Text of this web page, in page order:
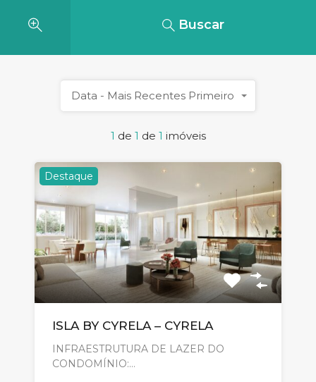
Buscar
1 de 1 de 1 imóveis
Data - Mais Recentes Primeiro
Destaque
ISLA BY CYRELA – CYRELA
INFRAESTRUTURA DE LAZER DO
CONDOMÍNIO:…